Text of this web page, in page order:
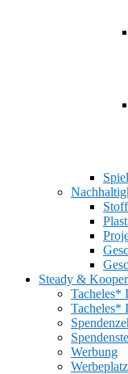
Steady &
Tacheles*
Tacheles*
Werbung
Werbeplatz